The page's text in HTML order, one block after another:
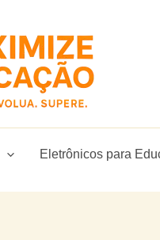
Eletrônicos para